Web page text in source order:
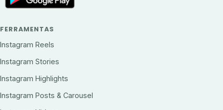
FERRAMENTAS
Instagram Reels
Instagram Stories
Instagram Highlights
Instagram Posts & Carousel